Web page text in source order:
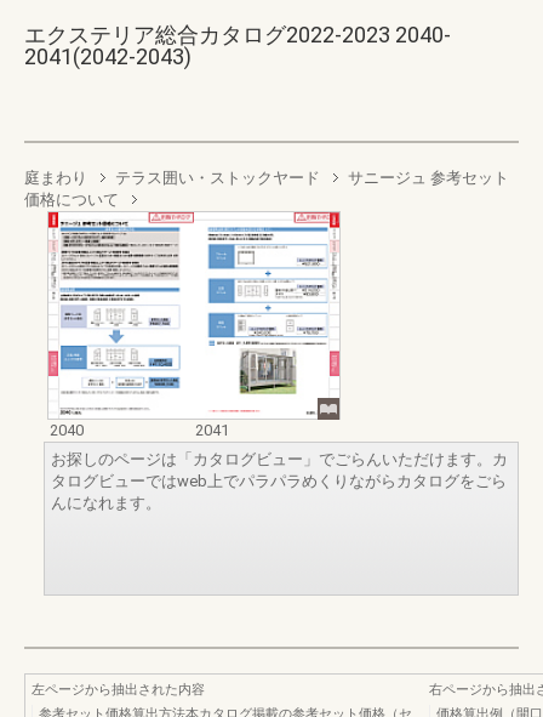
エクステリア総合カタログ2022-2023 2040-
2041(2042-2043)
庭まわり テラス囲い・ストックヤード
サニージュ 参考セット
価格について
2040
2041
お探しのページは「カタログビュー」でごらんいただけます。カ
タログビューではweb上でパラパラめくりながらカタログをごら
んになれます。
左ページから抽出された内容
参考セット価格算出方法本カタログ掲載の参考セット価格（セ
右ページから抽出
価格算出例（開